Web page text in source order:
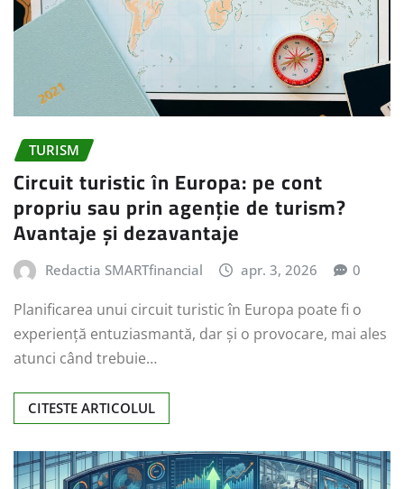
TURISM
Circuit turistic în Europa: pe cont
propriu sau prin agenție de turism?
Avantaje și dezavantaje
Redactia SMARTfinancial apr. 3, 2026 0
Planificarea unui circuit turistic în Europa poate fi o
experiență entuziasmantă, dar și o provocare, mai ales
atunci când trebuie…
CITESTE ARTICOLUL